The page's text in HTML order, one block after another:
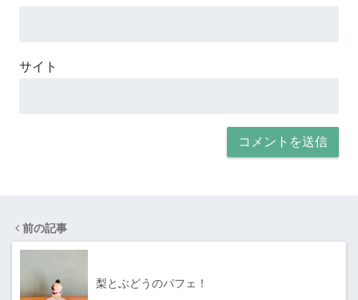
サイト
前の記事
梨とぶどうのパフェ！